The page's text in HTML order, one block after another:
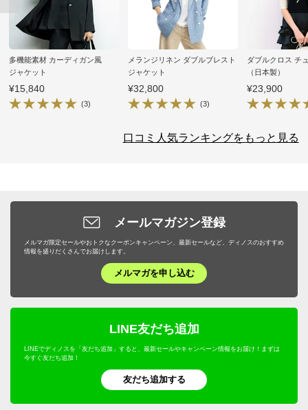
多機能素材 カーディガン風
ジャケット
¥15,840
(3)
メランジリネン ダブルブレスト
ジャケット
¥32,800
(3)
ダブルクロス チ
（日本製）
¥23,900
口コミ人気ランキングをもっと見る
メールマガジン登録
メルマガ限定セールやおトクなクーポンキャンペーン、最新セールなど、ディノスのおすすめ
情報を盛りだくさんでお届けします。
メルマガを申し込む
LINE友だち追加
LINEでディノスを「友だち追加」すると、最新セールやキャンペーン情報をお届け！まずは
今すぐ友だち追加！
友だち追加する